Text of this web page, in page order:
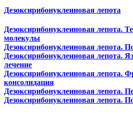
Дезоксирибонуклеиновая лепота
Дезоксирибонуклеиновая лепота.
молекулы
Дезоксирибонуклеиновая лепота.
Дезоксирибонуклеиновая лепота.
лечение
Дезоксирибонуклеиновая лепота.
консолидация
Дезоксирибонуклеиновая лепота.
Дезоксирибонуклеиновая лепота.